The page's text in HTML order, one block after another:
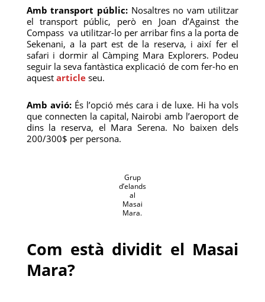
Amb transport públic:Nosaltres no vam utilitzar
el transport públic, però en Joan d’Against the
Compass va utilitzar-lo per arribar fins a la porta de
Sekenani, a la part est de la reserva, i així fer el
safari i dormir al Càmping Mara Explorers. Podeu
seguir la seva fantàstica explicació de com fer-ho en
aquest articleseu.
Amb avió:És l’opció més cara i de luxe. Hi ha vols
que connecten la capital, Nairobi amb l’aeroport de
dins la reserva, el Mara Serena. No baixen dels
200/300$ per persona.
Grup
d’elands
al
Masai
Mara.
Com està dividit el Masai
Mara?